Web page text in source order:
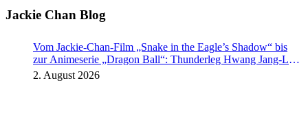
Jackie Chan Blog
Vom Jackie-Chan-Film „Snake in the Eagle’s Shadow“ bis
zur Animeserie „Dragon Ball“: Thunderleg Hwang Jang-Lee
tritt globale Rechteoffensive los
2. August 2026